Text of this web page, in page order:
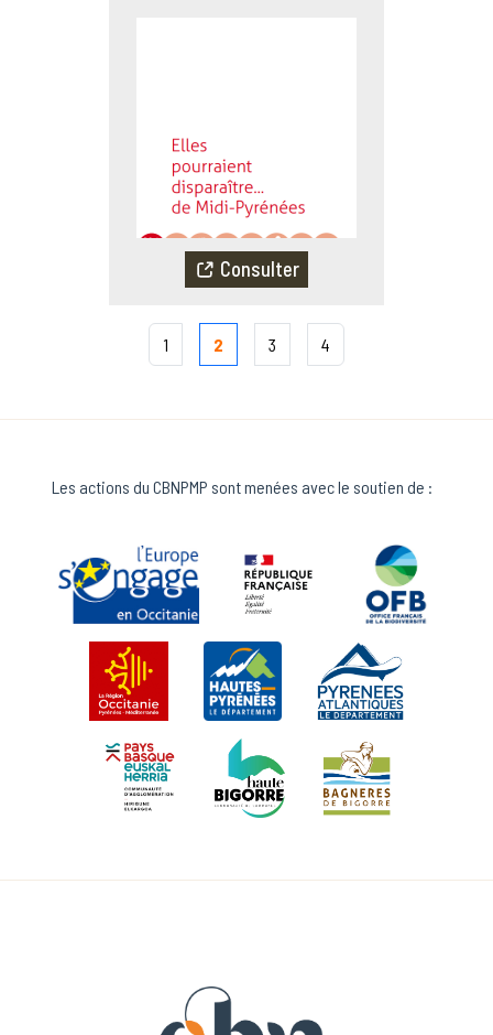
Consulter
1 2 3 4
Les actions du CBNPMP sont menées avec le soutien de :